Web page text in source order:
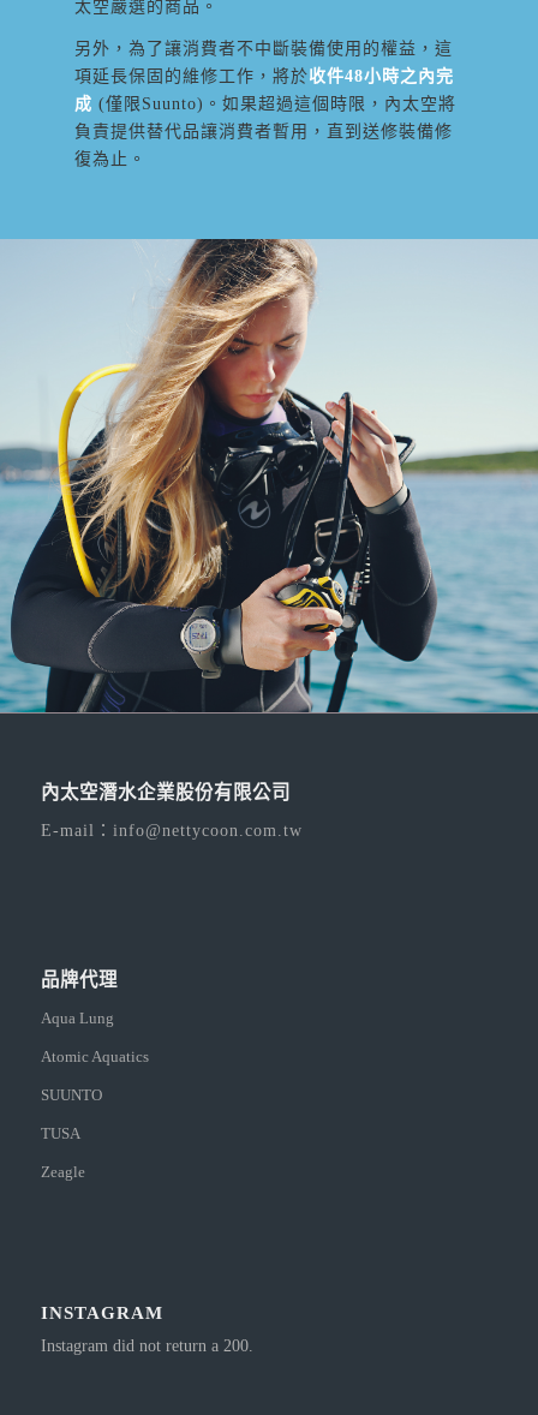
太空嚴選的商品。
另外，為了讓消費者不中斷裝備使用的權益，這
項延長保固的維修工作，將於收件48小時之內完
成(僅限Suunto) 。如果超過這個時限，內太空將
負責提供替代品讓消費者暫用，直到送修裝備修
復為止。
內太空潛水企業股份有限公司
E-mail： info@nettycoon.com.tw
品牌代理
Aqua Lung
Atomic Aquatics
SUUNTO
TUSA
Zeagle
INSTAGRAM
Instagram did not return a 200.